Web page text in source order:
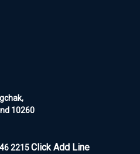
10260
2215Click Add Line